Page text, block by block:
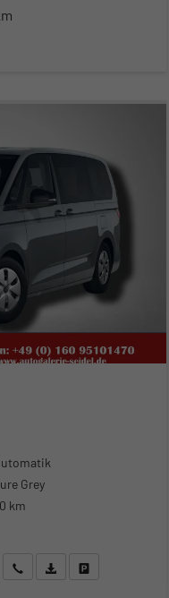
Grey
km
anfragen
Wir rufen Sie anFahrzeugexposé (PDF)